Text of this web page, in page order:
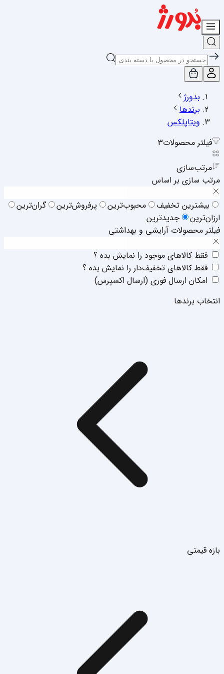
بدورژ
برندها
ویتاپلکس
فیلتر محصولات3
مرتب‌سازی
مرتب سازی بر اساس
بیشترین تخفیف
محبوب‌ترین پرفروش‌ترین
گران‌ترین
ارزان‌ترین
جدیدترین
فیلتر محصولات آرایشی و بهداشتی
فقط‌ کالا‌‌های موجود را نمایش بده ؟
فقط‌ کالا‌‌های تخفیف‌دار را نمایش بده ؟
امکان ارسال فوری (ارسال اکسپرس)
انتخاب برند‌ها
بازه قیمتی